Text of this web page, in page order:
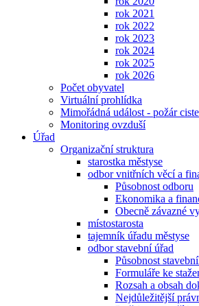
rok 2021
rok 2022
rok 2023
rok 2024
rok 2025
rok 2026
Počet obyvatel
Virtuální prohlídka
Mimořádná událost - požár
Monitoring ovzduší
Úřad
Organizační struktura
starostka městyse
odbor vnitřních věcí a
Působnost odboru
Ekonomika a
Obecně závazné
místostarosta
tajemník úřadu městyse
odbor stavební úřad
Působnost
Formuláře ke
Rozsah a obsah
Nejdůležitější